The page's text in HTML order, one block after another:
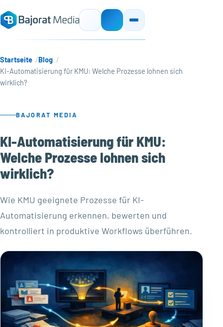
Startseite
Blog
KI-Automatisierung für KMU: Welche Prozesse lohnen sich
wirklich?
BAJORAT MEDIA
KI-Automatisierung für KMU:
Welche Prozesse lohnen sich
wirklich?
Wie KMU geeignete Prozesse für KI-
Automatisierung erkennen, bewerten und
kontrolliert in produktive Workflows überführen.